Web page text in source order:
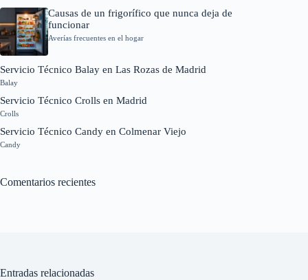
Causas de un frigorífico que nunca deja de
funcionar
Averías frecuentes en el hogar
Servicio Técnico Balay en Las Rozas de Madrid
Balay
Servicio Técnico Crolls en Madrid
Crolls
Servicio Técnico Candy en Colmenar Viejo
Candy
Comentarios recientes
Entradas relacionadas